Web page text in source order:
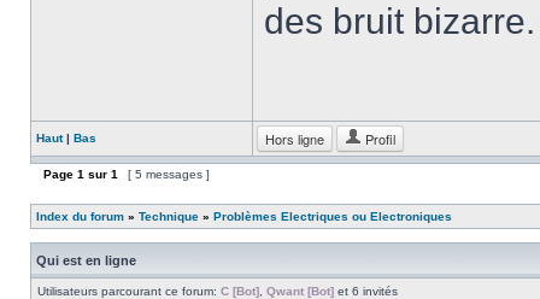
des bruit bizarre.
Haut| Bas Hors ligne Profil
Page 1 sur 1 [ 5 messages ]
Index du forum » Technique » Problèmes Electriques ou Electroniques
Qui est en ligne
Utilisateurs parcourant ce forum: C [Bot] Qwant [Bot] et 6 invités